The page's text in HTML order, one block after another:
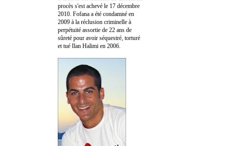
procès s'est achevé le 17 décembre
2010. Fofana a été condamné en
2009 à la réclusion criminelle à
perpétuité assortie de 22 ans de
sûreté pour avoir séquestré, torturé
et tué Ilan Halimi en 2006.